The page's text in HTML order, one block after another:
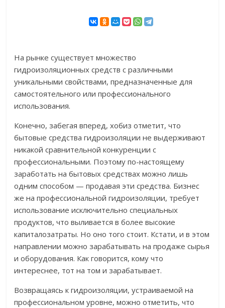
На рынке существует множество
гидроизоляционных средств с различными
уникальными свойствами, предназначенные для
самостоятельного или профессионального
использования.
Конечно, забегая вперед, хобиз отметит, что
бытовые средства гидроизоляции не выдерживают
никакой сравнительной конкуренции с
профессиональными. Поэтому по-настоящему
заработать на бытовых средствах можно лишь
одним способом — продавая эти средства. Бизнес
же на профессиональной гидроизоляции, требует
использование исключительно специальных
продуктов, что выливается в более высокие
капиталозатраты. Но оно того стоит. Кстати, и в этом
направлении можно зарабатывать на продаже сырья
и оборудования. Как говорится, кому что
интереснее, тот на том и зарабатывает.
Возвращаясь к гидроизоляции, устраиваемой на
профессиональном уровне, можно отметить, что